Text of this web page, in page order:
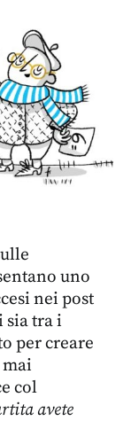
uno
nei post
sia tra i
per creare
col
avete